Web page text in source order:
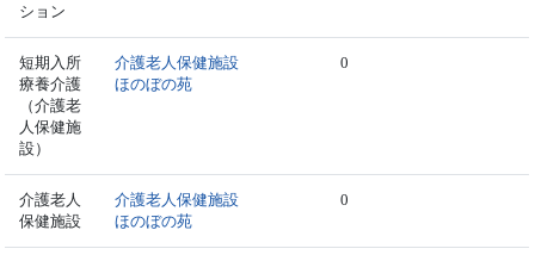
ション
短期入所
療養介護
（介護老
人保健施
設）
介護老人保健施設
ほのぼの苑
0
介護老人
保健施設
介護老人保健施設
ほのぼの苑
0